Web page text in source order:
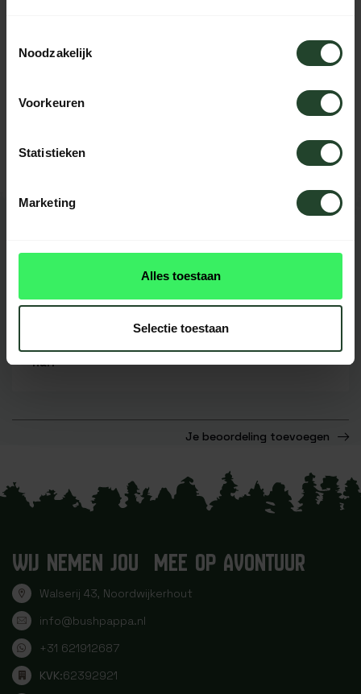
Noodzakelijk
Voorkeuren
Statistieken
Marketing
Alles toestaan
Selectie toestaan
Neem contact op, onze medewerkers
Ralf
Je beoordeling toevoegen
WIJ NEMEN JOU MEE OP AVONTUUR
Walserij 43, Noordwijkerhout
info@bushpappa.nl
+31 621912687
KVK:62392921